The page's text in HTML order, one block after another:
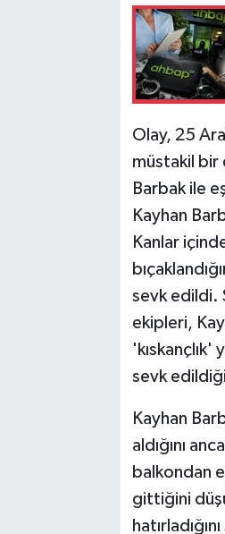
Olay, 25
müstakil bir
Barbak ile
Kayhan
Kanlar
sevk edildi.
ekipleri,
sevk
Kayhan
aldığını
balkondan
gittiğini